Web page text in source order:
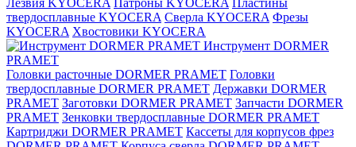
Лезвия KYOCERA Патроны KYOCERA
Пластины
твердосплавные KYOCERA Сверла KYOCERA Фрезы
KYOCERA Хвостовики KYOCERA
Инструмент DORMER
PRAMET
Головки расточные DORMER PRAMET Головки
твердосплавные DORMER PRAMET Державки DORMER
PRAMET Заготовки DORMER PRAMET Запчасти DORMER
PRAMET Зенковки твердосплавные DORMER PRAMET
Картриджи DORMER PRAMET Кассеты для корпусов фрез